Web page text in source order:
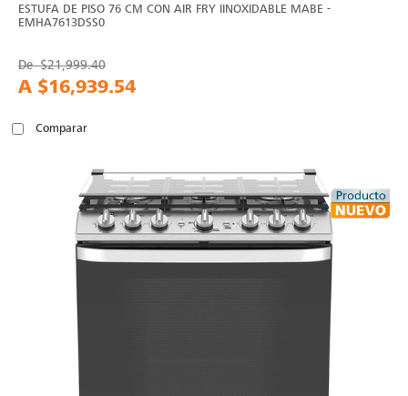
ESTUFA DE PISO 76 CM CON AIR FRY IINOXIDABLE MABE -
EMHA7613DSS0
De$21,999.40
A $16,939.54
Comparar